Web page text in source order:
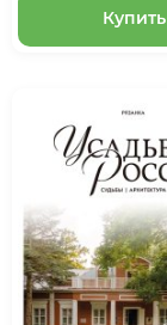
Купить